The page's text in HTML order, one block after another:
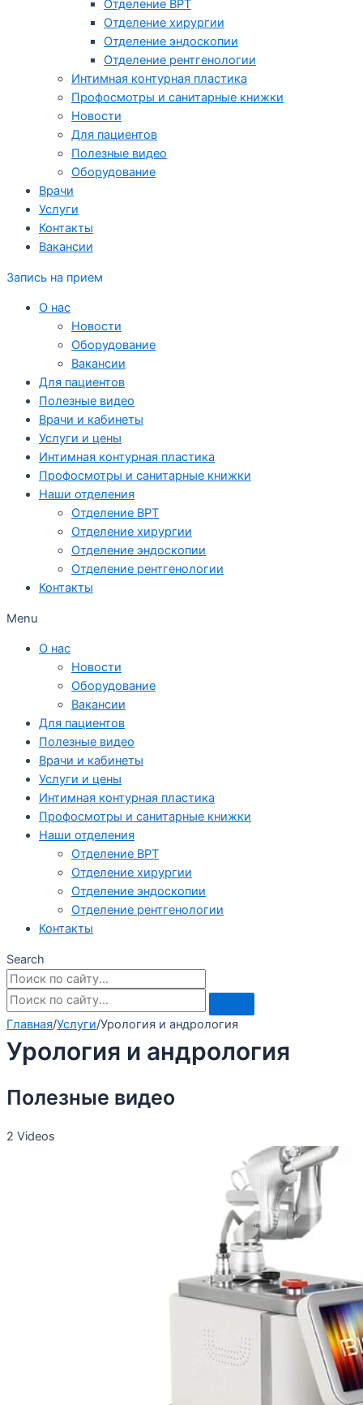
Отделение ВРТ
Отделение хирургии
Отделение эндоскопии
Отделение рентгенологии
Интимная контурная пластика
Профосмотры и санитарные книжки
Новости
Для пациентов
Полезные видео
Оборудование
Врачи
Услуги
Контакты
Вакансии
Запись на прием
О нас
Новости
Оборудование
Вакансии
Для пациентов
Полезные видео
Врачи и кабинеты
Услуги и цены
Интимная контурная пластика
Профосмотры и санитарные книжки
Наши отделения
Отделение ВРТ
Отделение хирургии
Отделение эндоскопии
Отделение рентгенологии
Контакты
Menu
О нас
Новости
Оборудование
Вакансии
Для пациентов
Полезные видео
Врачи и кабинеты
Услуги и цены
Интимная контурная пластика
Профосмотры и санитарные книжки
Наши отделения
Отделение ВРТ
Отделение хирургии
Отделение эндоскопии
Отделение рентгенологии
Контакты
Search
Главная/Услуги/Урология и андрология
Урология и андрология
Полезные видео
2 Videos